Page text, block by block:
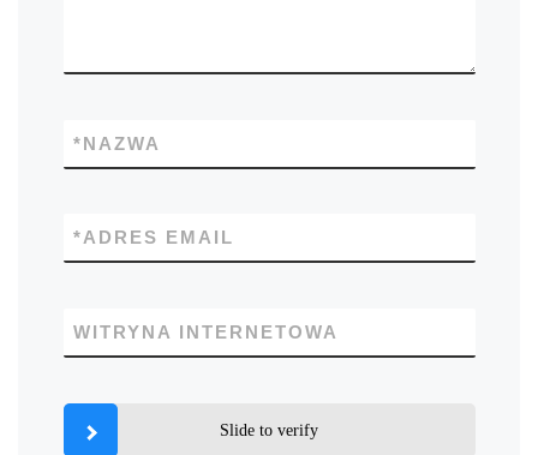
NAZWA
*
ADRES EMAIL
*
WITRYNA INTERNETOWA
Slide to verify